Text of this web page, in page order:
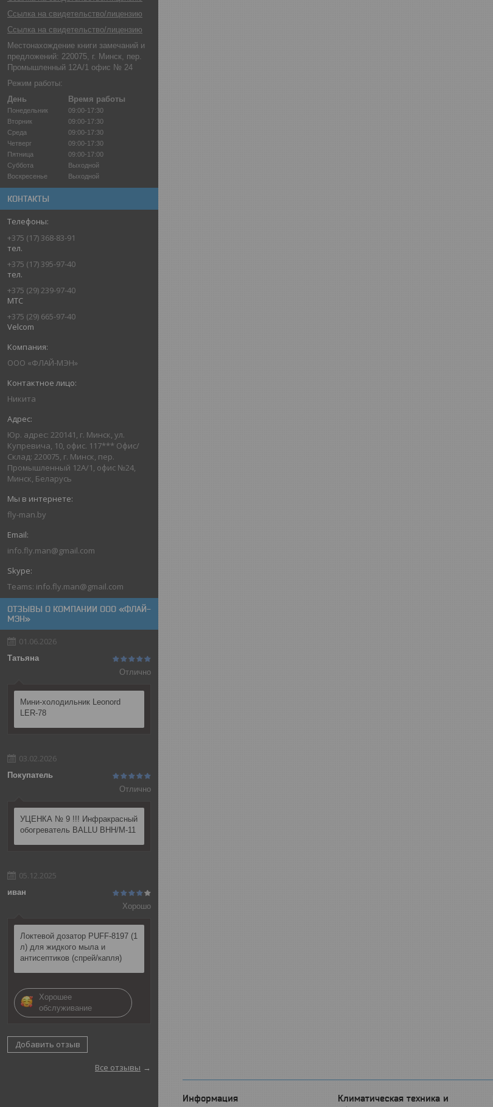
Ссылка на свидетельство/лицензию
Ссылка на свидетельство/лицензию
Местонахождение книги замечаний и
предложений: 220075, г. Минск, пер.
Промышленный 12А/1 офис № 24
Режим работы:
День
Время работы
Понедельник
09:00-17:30
Вторник
09:00-17:30
Среда
09:00-17:30
Четверг
09:00-17:30
Пятница
09:00-17:00
Суббота
Выходной
Воскресенье
Выходной
КОНТАКТЫ
+375 (17) 368-83-91
тел.
+375 (17) 395-97-40
тел.
+375 (29) 239-97-40
МТС
+375 (29) 665-97-40
Velcom
ООО «ФЛАЙ-МЭН»
Никита
Юр. адрес: 220141, г. Минск, ул.
Купревича, 10, офис. 117*** Офис/
Склад: 220075, г. Минск, пер.
Промышленный 12А/1, офис №24,
Минск, Беларусь
fly-man.by
info.fly.man@gmail.com
Teams: info.fly.man@gmail.com
ОТЗЫВЫ О КОМПАНИИ ООО «ФЛАЙ-
МЭН»
01.06.2026
Татьяна
Отлично
Мини-холодильник Leonord
LER-78
03.02.2026
Покупатель
Отлично
УЦЕНКА № 9 !!! Инфракрасный
обогреватель BALLU BHH/M-11
05.12.2025
иван
Хорошо
Локтевой дозатор PUFF-8197 (1
л) для жидкого мыла и
антисептиков (спрей/капля)
Хорошее
обслуживание
Добавить отзыв
Все отзывы
Информация
Климатическая техника и